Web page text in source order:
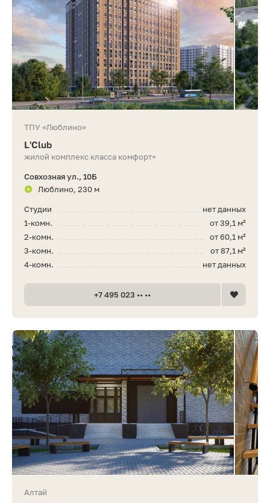
ТПУ «Люблино»
L'Club
жилой комплекс класса комфорт+
Совхозная ул., 10Б
Люблино, 230 м
нет данных
Студии
от 39,1 м²
1-комн.
от 60,1 м²
2-комн.
от 87,1 м²
3-комн.
нет данных
4-комн.
+7 495 023 •• ••
Алтай